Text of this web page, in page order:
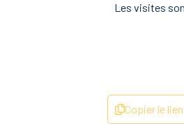
Les visites
Copier le lien